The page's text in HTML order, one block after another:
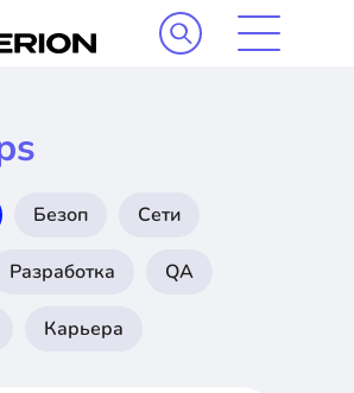
Безоп Сети
Разработка QA
Карьера